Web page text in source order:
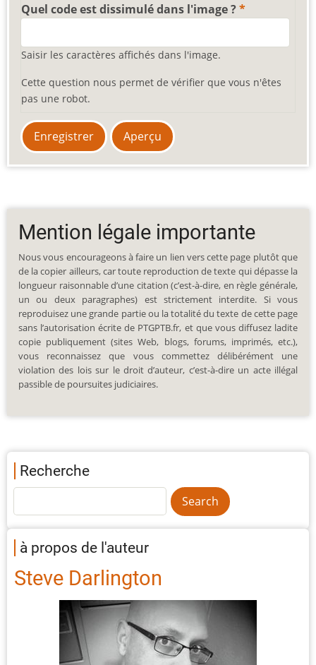
Quel code est dissimulé dans l'image ?
Saisir les caractères affichés dans l'image.
Cette question nous permet de vérifier que vous n'êtes
pas une robot.
Mention légale importante
Nous vous encourageons à faire un lien vers cette page plutôt que
de la copier ailleurs, car toute reproduction de texte qui dépasse la
longueur raisonnable d’une citation (c’est-à-dire, en règle générale,
un ou deux paragraphes) est strictement interdite. Si vous
reproduisez une grande partie ou la totalité du texte de cette page
sans l’autorisation écrite de PTGPTB.fr, et que vous diffusez ladite
copie publiquement (sites Web, blogs, forums, imprimés, etc.),
vous reconnaissez que vous commettez délibérément une
violation des lois sur le droit d’auteur, c’est-à-dire un acte illégal
passible de poursuites judiciaires.
Recherche
à propos de l'auteur
Steve Darlington